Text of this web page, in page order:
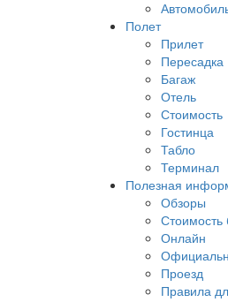
Полет
Прилет
Пересадка
Багаж
Отель
Стоимость
Гостинца
Табло
Терминал
Полезная
Обзоры
Стоимость
Онлайн
Проезд
Правила